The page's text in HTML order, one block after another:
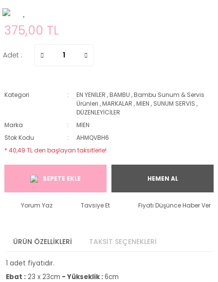
375,00 TL
Adet :
Kategori EN YENİLER ,BAMBU ,Bambu Sunum & Servis
Ürünleri ,MARKALAR ,MİEN , SUNUM SERVİS ,
DÜZENLEYİCİLER
Marka
MİEN
Stok Kodu
AHMQVBH6
* 40,49 TL den başlayan taksitlerle!
SEPETE EKLE HEMEN AL
Yorum Yaz Tavsiye Et Fiyatı Düşünce Haber Ver
ÜRÜN ÖZELLİKLERİ TAKSİT SEÇENEKLERİ
1 adet fiyatıdır.
Ebat : 23 x 23cm - Yükseklik :6cm